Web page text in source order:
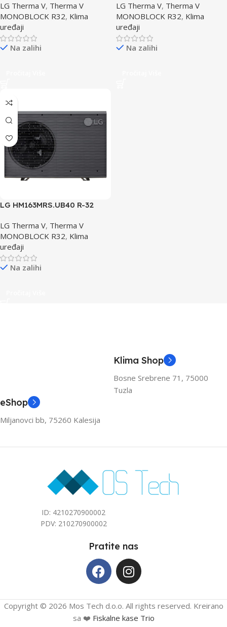
LG Therma V, Therma V
MONOBLOCK R32, Klima
uređaji
Na zalihi
LG Therma V, Therma V
MONOBLOCK R32, Klima
uređaji
Na zalihi
LG HM163MRS.UB40 R-32
LG Therma V, Therma V
MONOBLOCK R32, Klima
uređaji
Na zalihi
Klima Shop
Bosne Srebrene 71, 75000
Tuzla
eShop
Miljanovci bb, 75260 Kalesija
ID: 4210270900002
PDV: 210270900002
Pratite nas
Copyright © 2026 Mos Tech d.o.o. All rights reserved. Kreirano
sa ❤️ Fiskalne kase Trio